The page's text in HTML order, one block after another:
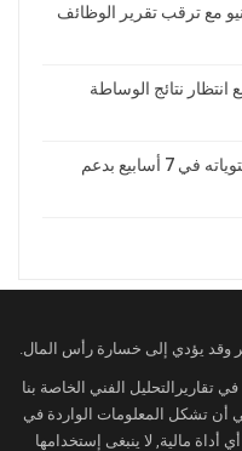
اعتبرت سلبية من
خفض الفائدة، إلا أن
عضو الاحتياطي
الأسواق اشتقاق
بحسب مؤشر
مهمّة بالنسبة
مع ترقب تقرير الوظائف
نتائج الوساطة
المعدن الأصفر يرتفع إلى أعلى مستوياته في 7 أسابيع بدعم
وقد يؤدي إلى خسارة رأس المال.
تقاريرالتحليل الفني الخاصة بنا
أن تشكل المعلومات الواردة في
مالية, لا ينبغى إستخدامها